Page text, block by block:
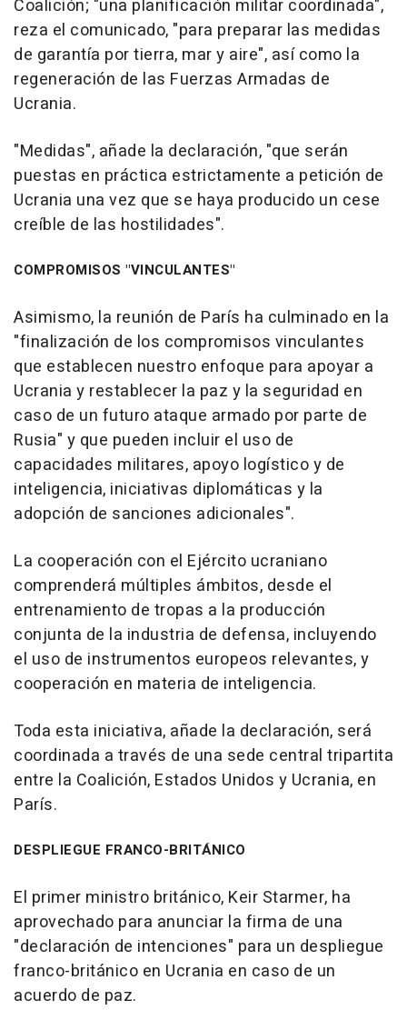
Coalición; "una planificación militar coordinada",
reza el comunicado, "para preparar las medidas
de garantía por tierra, mar y aire", así como la
regeneración de las Fuerzas Armadas de
Ucrania.
"Medidas", añade la declaración, "que serán
puestas en práctica estrictamente a petición de
Ucrania una vez que se haya producido un cese
creíble de las hostilidades".
COMPROMISOS "VINCULANTES"
Asimismo, la reunión de París ha culminado en la
"finalización de los compromisos vinculantes
que establecen nuestro enfoque para apoyar a
Ucrania y restablecer la paz y la seguridad en
caso de un futuro ataque armado por parte de
Rusia" y que pueden incluir el uso de
capacidades militares, apoyo logístico y de
inteligencia, iniciativas diplomáticas y la
adopción de sanciones adicionales".
La cooperación con el Ejército ucraniano
comprenderá múltiples ámbitos, desde el
entrenamiento de tropas a la producción
conjunta de la industria de defensa, incluyendo
el uso de instrumentos europeos relevantes, y
cooperación en materia de inteligencia.
Toda esta iniciativa, añade la declaración, será
coordinada a través de una sede central tripartita
entre la Coalición, Estados Unidos y Ucrania, en
París.
DESPLIEGUE FRANCO-BRITÁNICO
El primer ministro británico, Keir Starmer, ha
aprovechado para anunciar la firma de una
"declaración de intenciones" para un despliegue
franco-británico en Ucrania en caso de un
acuerdo de paz.